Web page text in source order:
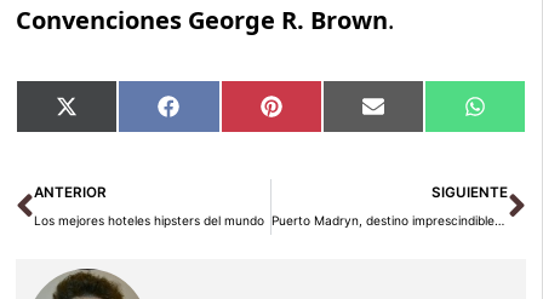
Convenciones George R. Brown.
Compartir
en
X
(Twitter)
Compartir
en
Facebook Compartir
en
Pinterest Compartir
en
Email
en
Ant
ANTERIOR
Los mejores hoteles hipsters del mundo
SIGUIENTE
Puerto Madryn, destino imprescindible para bucear